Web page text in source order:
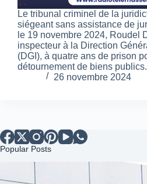
Le tribunal criminel de la
siégeant sans assistance de
le 19 novembre 2024, Roudel
inspecteur à la Direction
(DGI), à quatre ans de prison
détournement de biens
26 novembre 2024
Popular Posts